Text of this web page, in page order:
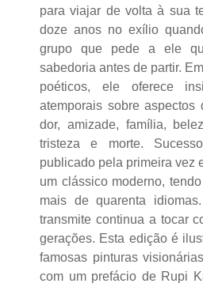
para viajar de volta à sua
doze anos no exílio
grupo que pede a ele
sabedoria antes de partir.
poéticos, ele oferece
atemporais sobre aspectos
dor, amizade, família,
tristeza e morte.
publicado pela primeira vez
um clássico moderno,
mais de quarenta
transmite continua a tocar
gerações. Esta edição é
famosas pinturas
com um prefácio de Rupi